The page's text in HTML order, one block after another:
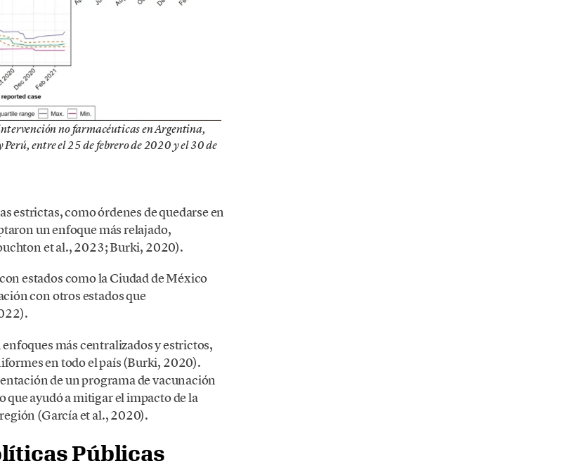
no farmacéuticas en Argentina,
entre el 25 de febrero de 2020 y el 30 de
estrictas, como órdenes de quedarse en
un enfoque más relajado,
et al., 2023; Burki, 2020).
estados como la Ciudad de México
con otros estados que
más centralizados y estrictos,
en todo el país (Burki, 2020).
de un programa de vacunación
ayudó a mitigar el impacto de la
(García et al., 2020).
Públicas